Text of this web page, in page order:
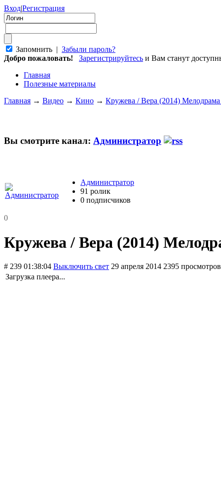
Вход|Регистрация
Запомнить | Забыли пароль?
Добро пожаловать!
Зарегистрируйтесь и Вам станут
Главная
Полезные материалы
Главная → Видео → Кино → Кружева / Вера (2014)
Вы смотрите канал: Администратор
Администратор
91 ролик
0 подписчиков
0
Кружева / Вера (2014)
# 239 01:38:04 Выключить свет 29 апреля 2014 2395 просмотров
Загрузка плеера...